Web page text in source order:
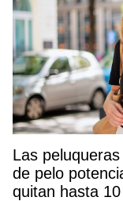
Las
de pelo
quitan hasta